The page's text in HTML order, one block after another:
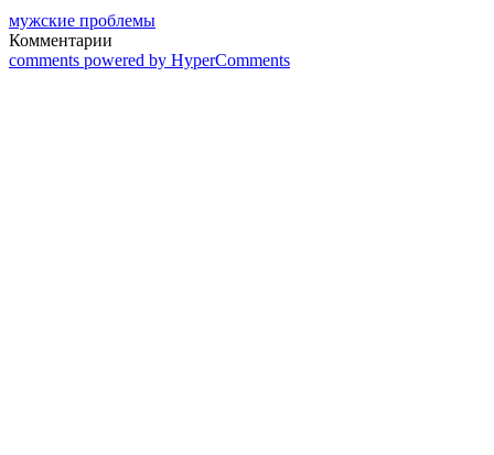
мужские проблемы
Комментарии
comments powered by HyperComments